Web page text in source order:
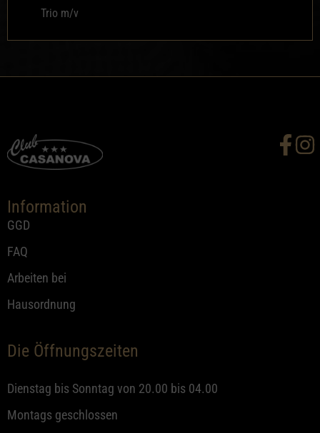
Trio m/v
Information
GGD
FAQ
Arbeiten bei
Hausordnung
Die Öffnungszeiten
Dienstag bis Sonntag von 20.00 bis 04.00
Montags geschlossen